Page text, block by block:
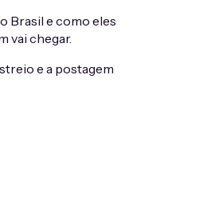
Brasil e como eles
vai chegar.
e a postagem